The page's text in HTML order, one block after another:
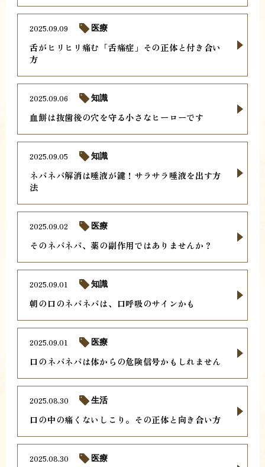
舌がヒリヒリ痛む「舌痛症」その正体と付き合い
方
2025.09.09 医療
血餅は抜歯後の穴を守る小さなヒーローです
2025.09.06 知識
ネバネバ解消は唾液が鍵！サラサラ唾液を出す方
法
2025.09.05 知識
そのネバネバ、薬の副作用ではありませんか？
2025.09.02 医療
朝の口のネバネバは、口呼吸のサインかも
2025.09.01 知識
口のネバネバは体からの危険信号かもしれません
2025.09.01 医療
口の中の痛くないしこり。その正体と向き合い方
2025.08.30 生活
2025.08.30 医療